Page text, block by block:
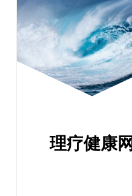
理疗健康网